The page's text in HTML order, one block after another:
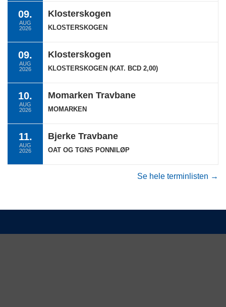
09.
AUG
2026
Klosterskogen
KLOSTERSKOGEN
09.
AUG
2026
Klosterskogen
KLOSTERSKOGEN (KAT. BCD 2,00)
10.
AUG
2026
Momarken Travbane
MOMARKEN
11.
AUG
2026
Bjerke Travbane
OAT OG TGNS PONNILØP
Se hele terminlisten →